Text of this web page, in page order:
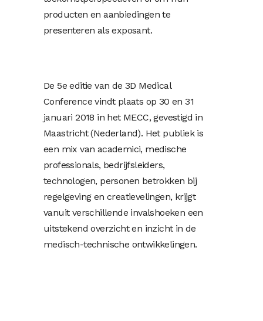
producten en aanbiedingen te
presenteren als exposant.
De 5e editie van de 3D Medical
Conference vindt plaats op 30 en 31
januari 2018 in het MECC, gevestigd in
Maastricht (Nederland). Het publiek is
een mix van academici, medische
professionals, bedrijfsleiders,
technologen, personen betrokken bij
regelgeving en creatievelingen, krijgt
vanuit verschillende invalshoeken een
uitstekend overzicht en inzicht in de
medisch-technische ontwikkelingen.